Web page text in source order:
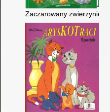
Zaczarowany zwierzyniec